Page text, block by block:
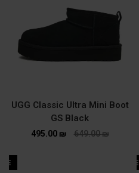
UGG Classic Ultra Mini Boot
GS Black
649.00₪
495.00 ₪
SALE